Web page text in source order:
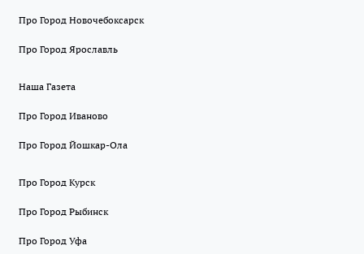
Про Город Новочебоксарск
Про Город Ярославль
Наша Газета
Про Город Иваново
Про Город Йошкар-Ола
Про Город Курск
Про Город Рыбинск
Про Город Уфа